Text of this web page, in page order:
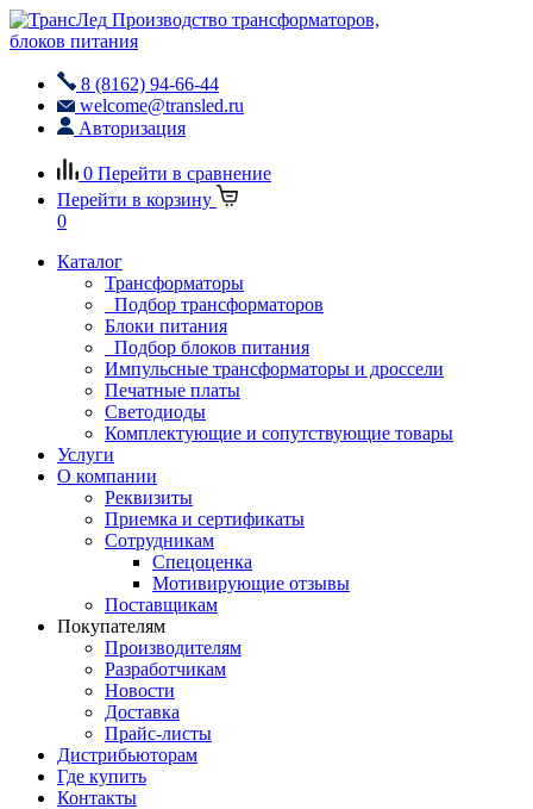
Производство трансформаторов,
блоков питания
8 (8162) 94-66-44
welcome@transled.ru
Авторизация
0 Перейти в сравнение
Перейти в корзину
0
Каталог
Трансформаторы
Подбор трансформаторов
Блоки питания
Подбор блоков питания
Импульсные трансформаторы и дроссели
Печатные платы
Светодиоды
Комплектующие и сопутствующие товары
Услуги
О компании
Реквизиты
Приемка и сертификаты
Сотрудникам
Спецоценка
Мотивирующие отзывы
Поставщикам
Покупателям
Производителям
Разработчикам
Новости
Доставка
Прайс-листы
Дистрибьюторам
Где купить
Контакты